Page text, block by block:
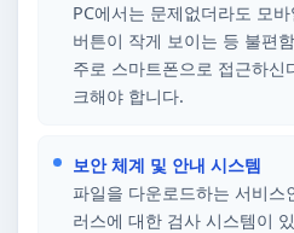
PC에서는 문제없더라도 모
버튼이 작게 보이는 등 불편
주로 스마트폰으로 접근하신
크해야 합니다.
보안 체계 및 안내 시스템
파일을 다운로드하는 서비스
러스에 대한 검사 시스템이